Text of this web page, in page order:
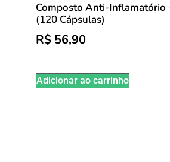
Composto Anti-Inflamatório
(120 Cápsulas)
R$ 56,90
Adicionar ao carrinho